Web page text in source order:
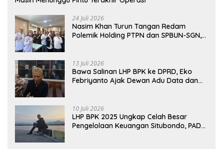
24 Juli 2026
Nasim Khan Turun Tangan Redam
Polemik Holding PTPN dan SPBUN-SGN,
13 Juli 2026
Bawa Salinan LHP BPK ke DPRD, Eko
Febriyanto Ajak Dewan Adu Data dan
10 Juli 2026
LHP BPK 2025 Ungkap Celah Besar
Pengelolaan Keuangan Situbondo, PAD